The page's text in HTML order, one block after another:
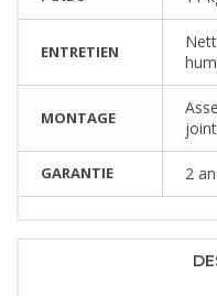
ENTRETIEN
MONTAGE
GARANTIE 2